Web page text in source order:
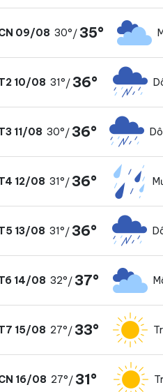
09/08 30°/35°
10/08 31°/36°
11/08 30°/36°
12/08 31°/36°
13/08 31°/36°
14/08 32°/37°
15/08 27°/33°
16/08 27°/31°